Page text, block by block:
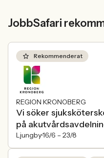
JobbSafari
Rekommenderat
REGION KRONOBERG
Vi söker
på
Ljungby16/6 – 23/8